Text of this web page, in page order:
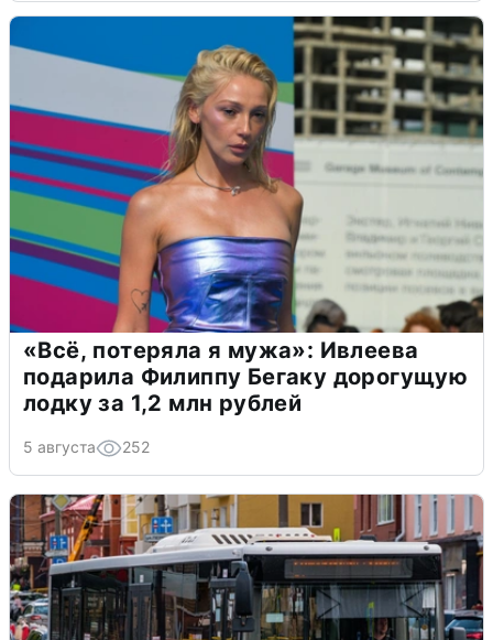
«Всё, потеряла я мужа»: Ивлеева
подарила Филиппу Бегаку дорогущую
лодку за 1,2 млн рублей
5 августа 252